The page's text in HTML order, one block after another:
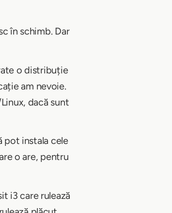
în schimb. Dar
o distribuție
am nevoie.
dacă sunt
pot instala cele
o are, pentru
i3 care rulează